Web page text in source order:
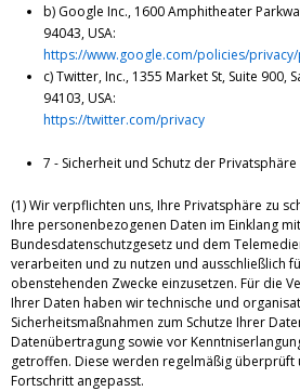
b) Google Inc., 1600 Amphitheater
94043, USA:
https://www.google.com/policies/
c) Twitter, Inc., 1355 Market St, Suite 900,
94103, USA:
https://twitter.com/privacy
7 - Sicherheit und Schutz der Privatsphäre
(1) Wir verpflichten uns, Ihre Privatsphäre zu
Ihre personenbezogenen Daten im Einklang
Bundesdatenschutzgesetz und dem
verarbeiten und zu nutzen und ausschließlich
obenstehenden Zwecke einzusetzen. Für die
Ihrer Daten haben wir technische und
Sicherheitsmaßnahmen zum Schutze Ihrer
Datenübertragung sowie vor
getroffen. Diese werden regelmäßig überprüft
Fortschritt angepasst.